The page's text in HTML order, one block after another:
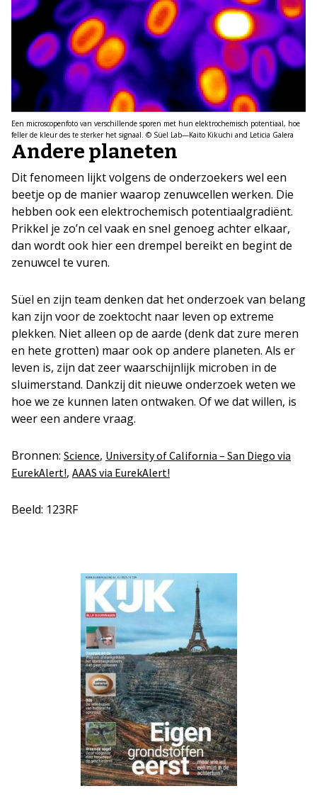
Een microscopenfoto van verschillende sporen met hun elektrochemisch potentiaal, hoe
feller de kleur des te sterker het signaal. © Süel Lab—Kaito Kikuchi and Leticia Galera
Andere planeten
Dit fenomeen lijkt volgens de onderzoekers wel een
beetje op de manier waarop zenuwcellen werken. Die
hebben ook een elektrochemisch potentiaalgradiënt.
Prikkel je zo’n cel vaak en snel genoeg achter elkaar,
dan wordt ook hier een drempel bereikt en begint de
zenuwcel te vuren.
Süel en zijn team denken dat het onderzoek van belang
kan zijn voor de zoektocht naar leven op extreme
plekken. Niet alleen op de aarde (denk dat zure meren
en hete grotten) maar ook op andere planeten. Als er
leven is, zijn dat zeer waarschijnlijk microben in de
sluimerstand. Dankzij dit nieuwe onderzoek weten we
hoe we ze kunnen laten ontwaken. Of we dat willen, is
weer een andere vraag.
Bronnen: Science, University of California – San Diego via
EurekAlert!, AAAS via EurekAlert!
Beeld: 123RF